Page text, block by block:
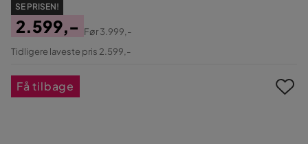
SE PRISEN!
Pris
2.599,-
Original
Før3.999,-
Tidligere laveste pris 2.599,-
Få tilbage